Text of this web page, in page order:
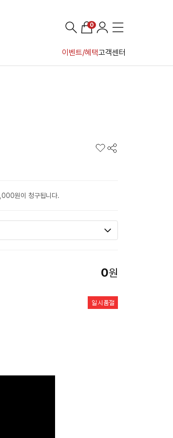
이벤트/혜택고객센터
0
원이 청구됩니다.
0원